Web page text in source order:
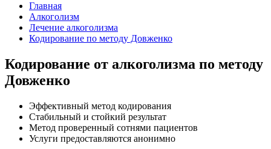
Главная
Алкоголизм
Лечение алкоголизма
Кодирование по методу Довженко
Кодирование от алкоголизма по методу
Довженко
Эффективный метод кодирования
Стабильный и стойкий результат
Метод проверенный сотнями пациентов
Услуги предоставляются анонимно